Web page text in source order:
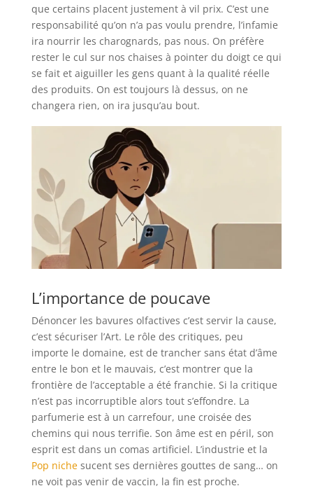
que certains placent justement à vil prix. C’est une
responsabilité qu’on n’a pas voulu prendre, l’infamie
ira nourrir les charognards, pas nous. On préfère
rester le cul sur nos chaises à pointer du doigt ce qui
se fait et aiguiller les gens quant à la qualité réelle
des produits. On est toujours là dessus, on ne
changera rien, on ira jusqu’au bout.
L’importance de poucave
Dénoncer les bavures olfactives c’est servir la cause,
c’est sécuriser l’Art. Le rôle des critiques, peu
importe le domaine, est de trancher sans état d’âme
entre le bon et le mauvais, c’est montrer que la
frontière de l’acceptable a été franchie. Si la critique
n’est pas incorruptible alors tout s’effondre. La
parfumerie est à un carrefour, une croisée des
chemins qui nous terrifie. Son âme est en péril, son
esprit est dans un comas artificiel. L’industrie et la
Pop nichesucent ses dernières gouttes de sang… on
ne voit pas venir de vaccin, la fin est proche.